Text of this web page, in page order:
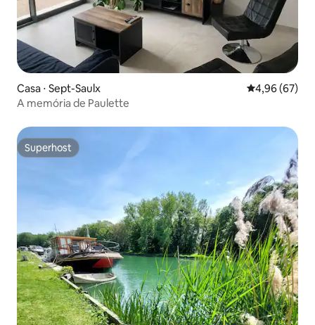
Casa ⋅ Sept-Saulx 4,96 de uma
4,96 (67)
A memória de Paulette
Superhost
Superhost